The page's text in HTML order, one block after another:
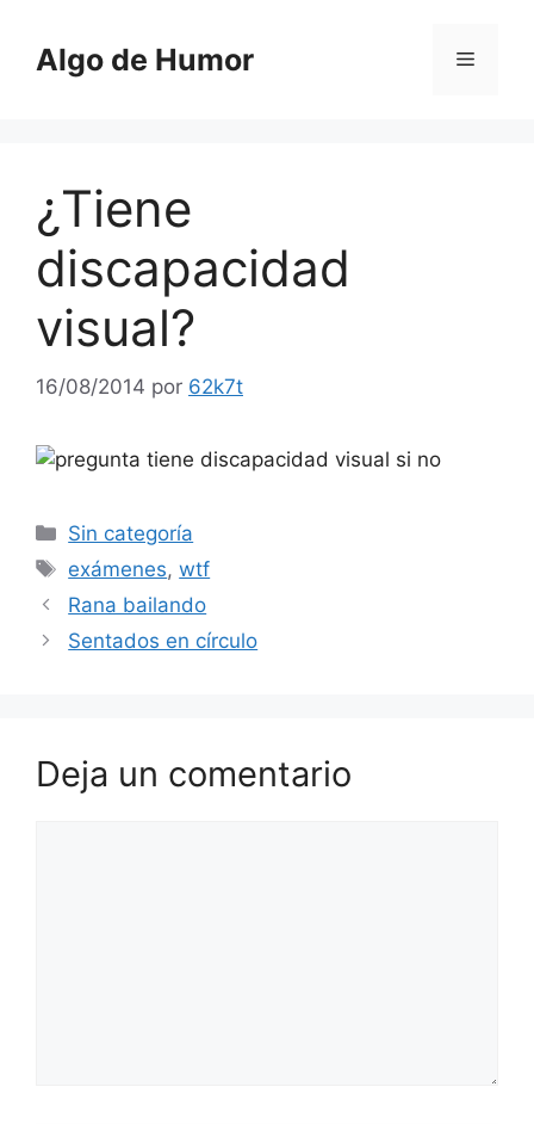
contenido
Algo de Humor Menú
¿Tiene
discapacidad
visual?
16/08/2014 por 62k7t
Categorías
Sin categoría
Etiquetas
exámenes,wtf
Rana bailando
Sentados en círculo
Deja un comentario